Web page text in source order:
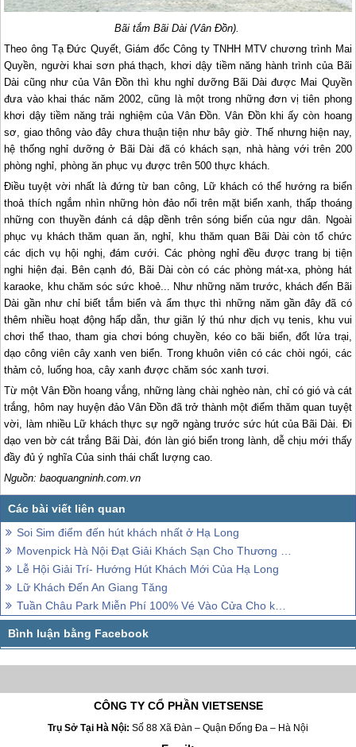
Bãi tắm Bãi Dài (Vân Đồn).
Theo ông Tạ Đức Quyết, Giám đốc Công ty TNHH MTV chương trình Mai
Quyền, người khai sơn phá thạch, khơi dậy tiềm năng hành trình của Bãi
Dài cũng như của Vân Đồn thì khu nghỉ dưỡng Bãi Dài được Mai Quyền
đưa vào khai thác năm 2002, cũng là một trong những đơn vị tiên phong
khơi dậy tiềm năng trải nghiệm của Vân Đồn. Vân Đồn khi ấy còn hoang
sơ, giao thông vào đây chưa thuận tiện như bây giờ. Thế nhưng hiện nay,
hệ thống nghỉ dưỡng ở Bãi Dài đã có khách sạn, nhà hàng với trên 200
phòng nghỉ, phòng ăn phục vụ được trên 500 thực khách.
Điều tuyệt vời nhất là đứng từ ban công, Lữ khách có thể hướng ra biển
thoả thích ngắm nhìn những hòn đảo nổi trên mặt biển xanh, thấp thoáng
những con thuyền đánh cá dập dềnh trên sóng biển của ngư dân. Ngoài
phục vụ khách thăm quan ăn, nghỉ, khu thăm quan Bãi Dài còn tổ chức
các dịch vụ hội nghị, đám cưới. Các phòng nghỉ đều được trang bị tiện
nghi hiện đại. Bên cạnh đó, Bãi Dài còn có các phòng mát-xa, phòng hát
karaoke, khu chăm sóc sức khoẻ... Như những năm trước, khách đến Bãi
Dài gần như chỉ biết tắm biển và ẩm thực thì những năm gần đây đã có
thêm nhiều hoạt động hấp dẫn, thư giãn lý thú như dịch vụ tenis, khu vui
chơi thể thao, tham gia chơi bóng chuyền, kéo co bãi biển, đốt lửa trại,
dạo công viên cây xanh ven biển. Trong khuôn viên có các chòi ngói, các
thảm cỏ, luống hoa, cây xanh được chăm sóc xanh tươi.
Từ một Vân Đồn hoang vắng, những làng chài nghèo nàn, chỉ có gió và cát
trắng, hôm nay huyện đảo Vân Đồn đã trở thành một điểm thăm quan tuyệt
vời, làm nhiều Lữ khách thực sự ngỡ ngàng trước sức hút của Bãi Dài. Đi
dạo ven bờ cát trắng Bãi Dài, đón làn gió biển trong lành, dễ chịu mới thấy
đầy đủ ý nghĩa Của sinh thái chất lượng cao.
Nguồn: baoquangninh.com.vn
Soi Sim điểm đến hút khách nhất ở Hạ Long
Movenpick Hà Nội Đạt Giải Khách Sạn Cho Thương Gia
Lễ Hội Giải Trí- Hướng Hút Khách Mới Của Hạ Long
Lữ Khách Đến An Giang Tăng
Tuần Châu Park Miễn Phí 100% Vé Vào Cửa Cho khách thăm quan
CÔNG TY CỔ PHẦN VIETSENSE
Trụ Sở Tại Hà Nội: Số 88 Xã Đàn – Quận Đống Đa – Hà Nội